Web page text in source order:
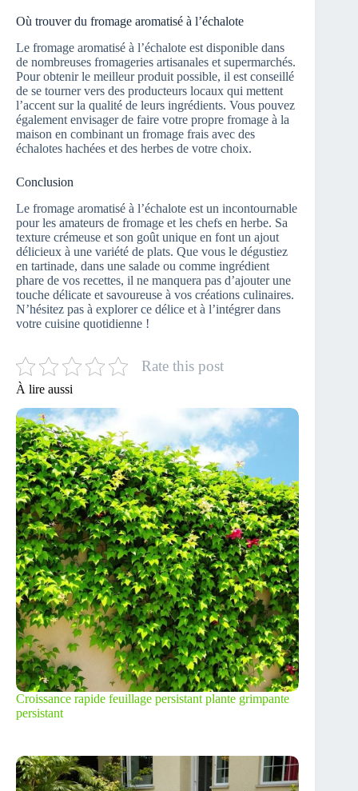
Où trouver du fromage aromatisé à l’échalote
Le fromage aromatisé à l’échalote est disponible dans
de nombreuses fromageries artisanales et supermarchés.
Pour obtenir le meilleur produit possible, il est conseillé
de se tourner vers des producteurs locaux qui mettent
l’accent sur la qualité de leurs ingrédients. Vous pouvez
également envisager de faire votre propre fromage à la
maison en combinant un fromage frais avec des
échalotes hachées et des herbes de votre choix.
Conclusion
Le fromage aromatisé à l’échalote est un incontournable
pour les amateurs de fromage et les chefs en herbe. Sa
texture crémeuse et son goût unique en font un ajout
délicieux à une variété de plats. Que vous le dégustiez
en tartinade, dans une salade ou comme ingrédient
phare de vos recettes, il ne manquera pas d’ajouter une
touche délicate et savoureuse à vos créations culinaires.
N’hésitez pas à explorer ce délice et à l’intégrer dans
votre cuisine quotidienne !
Rate this post
À lire aussi
Croissance rapide feuillage persistant plante grimpante
persistant